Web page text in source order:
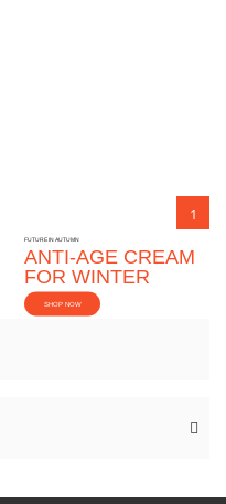
1
FUTURE IN AUTUMN
ANTI-AGE CREAM
FOR WINTER
SHOP NOW